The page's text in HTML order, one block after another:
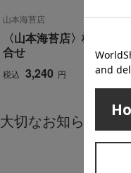
山本海苔店
〈山本海苔店〉極上のり詰
合せ
税込 3,240 円
大切なお知らせ